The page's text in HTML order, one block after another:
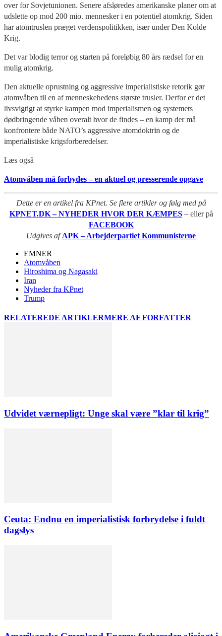
over for Sovjetunionen. Senere afsløredes amerikanske planer om at
udslette op mod 200 mio. mennesker i en potentiel atomkrig. Siden
har atomtruslen præget verdenspolitikken, især under Den Kolde
Krig.
Det var blodig terror og starten på foreløbig 80 års rædsel for en
mulig atomkrig.
Den aktuelle oprustning og aggressive imperialistiske retorik gør
atomvåben til en af menneskehedens største trusler. Derfor er det
livsvigtigt at styrke kampen mod imperialismen og systemets
dødbringende våben overalt hvor de findes – en kamp der må
konfrontere både NATO’s aggressive atomdoktrin og de
imperialistiske krigsforberedelser.
Læs også
Atomvåben må forbydes – en aktuel og presserende opgave
Dette er en artikel fra KPnet. Se flere artikler og følg med på
KPNET.DK – NYHEDER HVOR DER KÆMPES – eller på
FACEBOOK
Udgives afAPK – Arbejderpartiet Kommunisterne
EMNER
Atomvåben
Hiroshima og Nagasaki
Iran
Nyheder fra KPnet
Trump
RELATEREDE ARTIKLERMERE AF FORFATTER
Udvidet værnepligt: Unge skal være ”klar til krig”
Ceuta: Endnu en imperialistisk forbrydelse i fuldt
dagslys